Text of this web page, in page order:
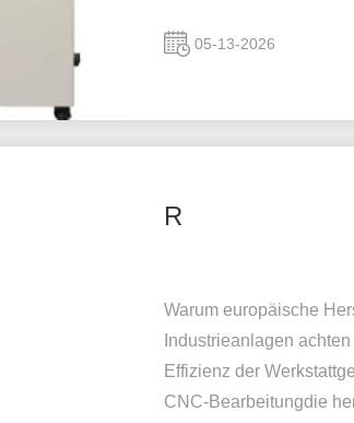
05-13-2026
R
Warum europäische
Industrieanlagen
Effizienz der
CNC-Bearbeitungdie